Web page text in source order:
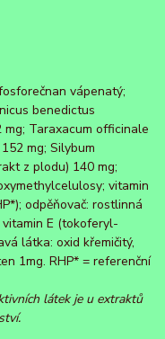
vápenatý;
benedictus
Taraxacum officinale
mg; Silybum
z plodu) 140 mg;
vitamin
odpěňovač: rostlinná
E (tokoferyl-
látka: oxid křemičitý,
1mg. RHP* = referenční
látek je u extraktů